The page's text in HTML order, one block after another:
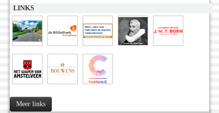
LINKS
Meer links